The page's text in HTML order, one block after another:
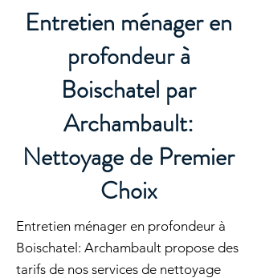
Entretien ménager en
profondeur à
Boischatel par
Archambault:
Nettoyage de Premier
Choix
Entretien ménager en profondeur à
Boischatel: Archambault propose des
tarifs de nos services de nettoyage